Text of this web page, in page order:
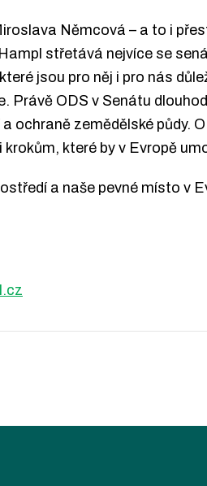
Němcová – a to i
střetává nejvíce se
jsou pro něj i pro nás
Právě ODS v Senátu
ochraně zemědělské půdy.
které by v Evropě
a naše pevné místo v